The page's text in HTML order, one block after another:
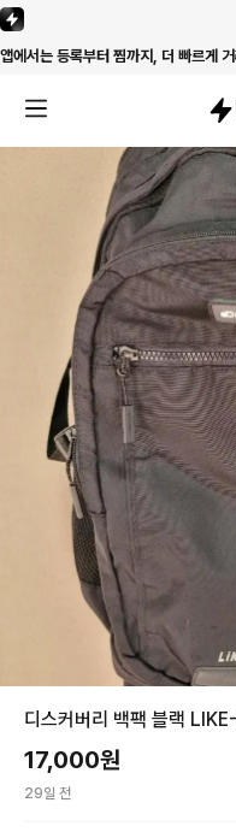
앱에서는 등록부터 찜까지, 더 빠르게
디스커버리 백팩 블랙
17,000원
29일 전